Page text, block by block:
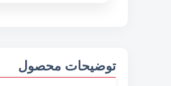
توضیحات محصول